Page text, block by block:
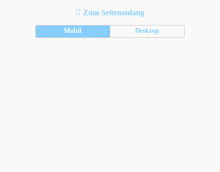
Zum Seitenanfang
Mobil Desktop